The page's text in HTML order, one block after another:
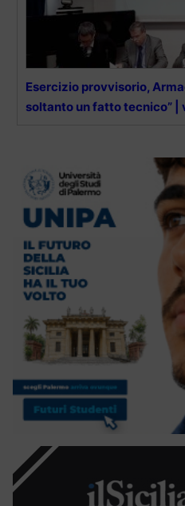
Esercizio provvisorio,
soltanto un fatto tecnico” |